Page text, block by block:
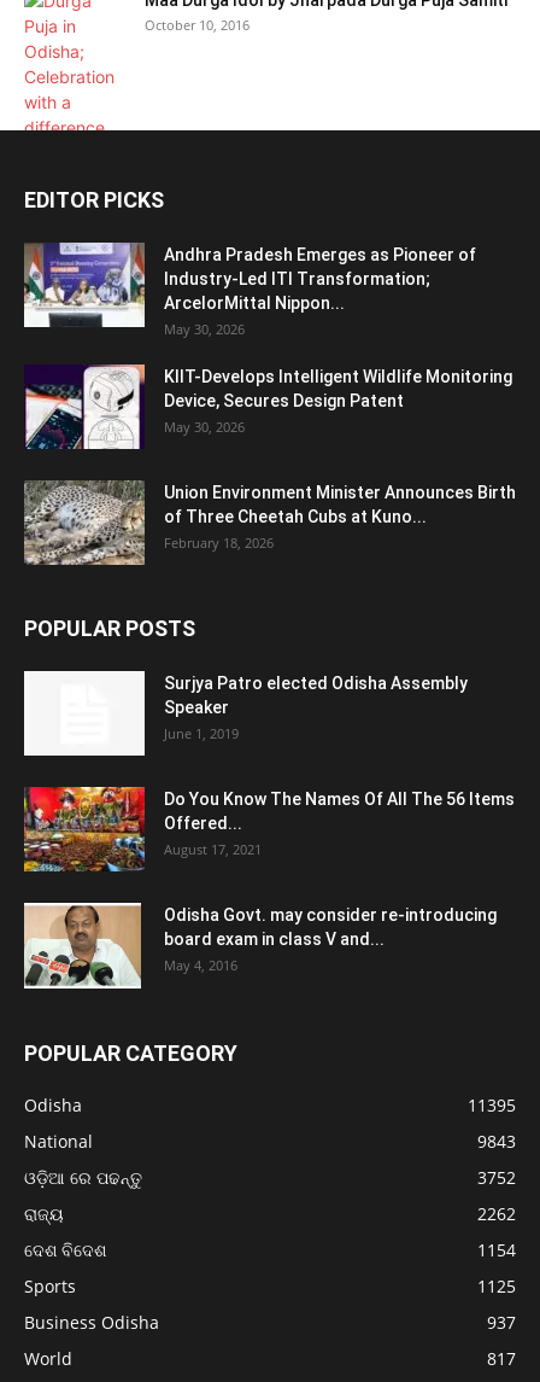
October 10, 2016
EDITOR PICKS
Andhra Pradesh Emerges as Pioneer of
Industry-Led ITI Transformation;
ArcelorMittal Nippon...
May 30, 2026
KIIT-Develops Intelligent Wildlife Monitoring
Device, Secures Design Patent
May 30, 2026
Union Environment Minister Announces Birth
of Three Cheetah Cubs at Kuno...
February 18, 2026
POPULAR POSTS
Surjya Patro elected Odisha Assembly
Speaker
June 1, 2019
Do You Know The Names Of All The 56 Items
Offered...
August 17, 2021
Odisha Govt. may consider re-introducing
board exam in class V and...
May 4, 2016
POPULAR CATEGORY
Odisha
11395
National
9843
ଓଡ଼ିଆ ରେ ପଢନ୍ତୁ
3752
ରାଜ୍ୟ
2262
ଦେଶ ବିଦେଶ
1154
Sports
1125
Business Odisha
937
World
817